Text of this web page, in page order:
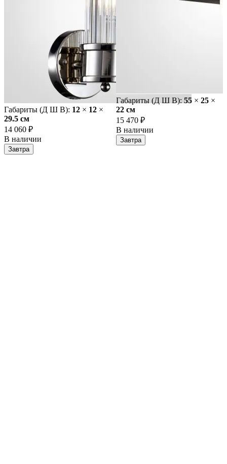
Габариты (Д Ш В): 12 × 12 ×
29.5 cм
14 060 ₽
В наличии
Завтра
Габариты (Д Ш В): 55 × 25 ×
22 cм
15 470 ₽
В наличии
Завтра